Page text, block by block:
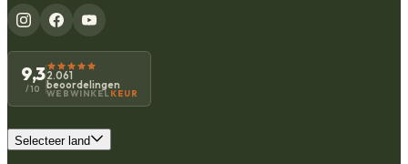
9,3
/10
2.061
beoordelingen
WEBWINKEL KEUR
Selecteer land